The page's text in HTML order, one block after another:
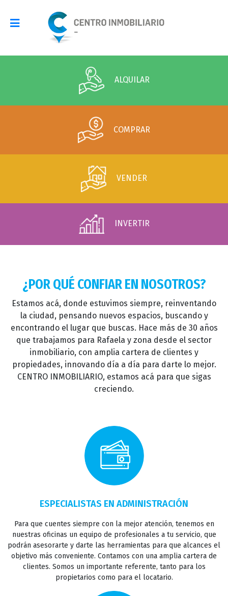
INICIO
VENTAS
ALQUILAR
COMPRAR
VENDER
INVERTIR
¿POR QUÉ CONFIAR EN NOSOTROS?
Estamos acá, donde estuvimos siempre, reinventando
la ciudad, pensando nuevos espacios, buscando y
encontrando el lugar que buscas. Hace más de 30 años
que trabajamos para Rafaela y zona desde el sector
inmobiliario, con amplia cartera de clientes y
propiedades, innovando día a día para darte lo mejor.
CENTRO INMOBILIARIO, estamos acá para que sigas
creciendo.
ESPECIALISTAS EN ADMINISTRACIÓN
Para que cuentes siempre con la mejor atención, tenemos en
nuestras oficinas un equipo de profesionales a tu servicio, que
podrán asesorarte y darte las herramientas para que alcances el
objetivo más conveniente. Contamos con una amplia cartera de
clientes. Somos un importante referente, tanto para los
propietarios como para el locatario.